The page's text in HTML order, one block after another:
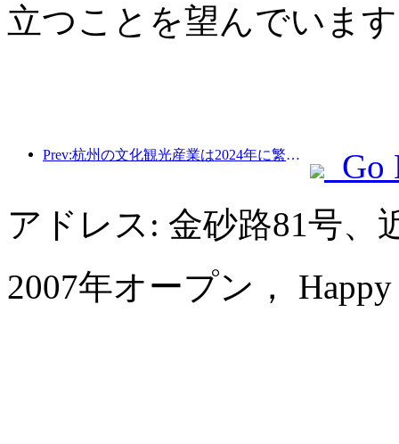
立つことを望んでいま
Prev:杭州の文化観光産業は2024年に繁栄する：文化付加価値は3400億を超え、訪日観光客は2倍になる
Go
アドレス: 金砂路81号、
2007年オープン， Happy